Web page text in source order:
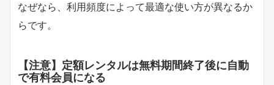
なぜなら、利用頻度によって最適な使い方が異なるか
らです。
【注意】定額レンタルは無料期間終了後に自動
で有料会員になる